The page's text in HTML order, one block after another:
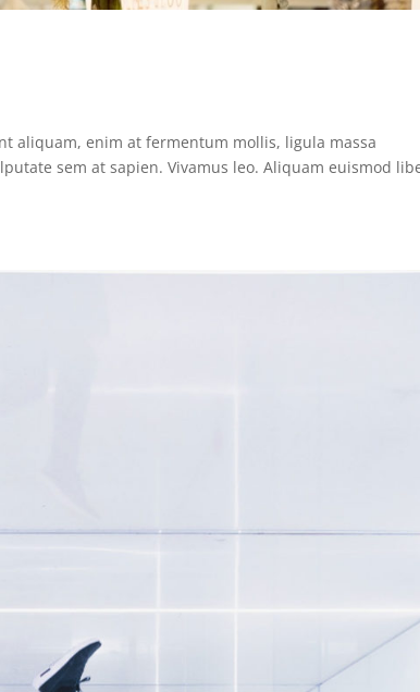
aliquam, enim at fermentum mollis, ligula massa
sem at sapien. Vivamus leo. Aliquam euismod